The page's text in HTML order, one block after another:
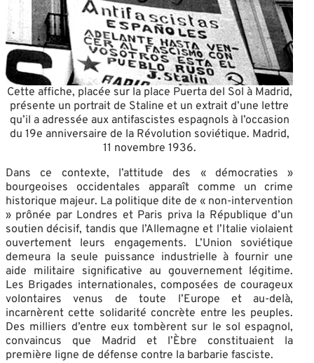
Cette affiche, placée sur la place Puerta del Sol à Madrid,
présente un portrait de Staline et un extrait d’une lettre
qu’il a adressée aux antifascistes espagnols à l’occasion
du 19e anniversaire de la Révolution soviétique. Madrid,
11 novembre 1936.
Dans ce contexte, l’attitude des « démocraties »
bourgeoises occidentales apparaît comme un crime
historique majeur. La politique dite de « non-intervention
» prônée par Londres et Paris priva la République d’un
soutien décisif, tandis que l’Allemagne et l’Italie violaient
ouvertement leurs engagements. L’Union soviétique
demeura la seule puissance industrielle à fournir une
aide militaire significative au gouvernement légitime.
Les Brigades internationales, composées de courageux
volontaires venus de toute l’Europe et au-delà,
incarnèrent cette solidarité concrète entre les peuples.
Des milliers d’entre eux tombèrent sur le sol espagnol,
convaincus que Madrid et l’Èbre constituaient la
première ligne de défense contre la barbarie fasciste.